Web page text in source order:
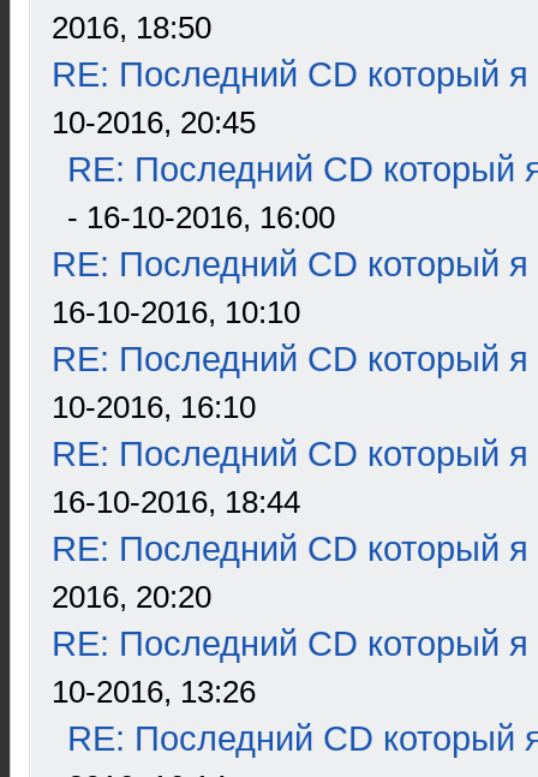
2016, 18:50
RE: Последний CD который я
10-2016, 20:45
RE: Последний CD который
- 16-10-2016, 16:00
RE: Последний CD который я
16-10-2016, 10:10
RE: Последний CD который я
10-2016, 16:10
RE: Последний CD который я
16-10-2016, 18:44
RE: Последний CD который я
2016, 20:20
RE: Последний CD который я
10-2016, 13:26
RE: Последний CD который